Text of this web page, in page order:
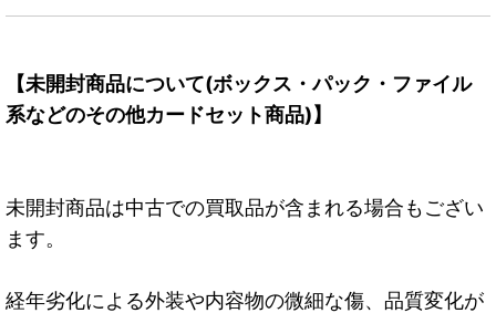
【未開封商品について(ボックス・パック・ファイル
系などのその他カードセット商品)】
未開封商品は中古での買取品が含まれる場合もござい
ます。
経年劣化による外装や内容物の微細な傷、品質変化が